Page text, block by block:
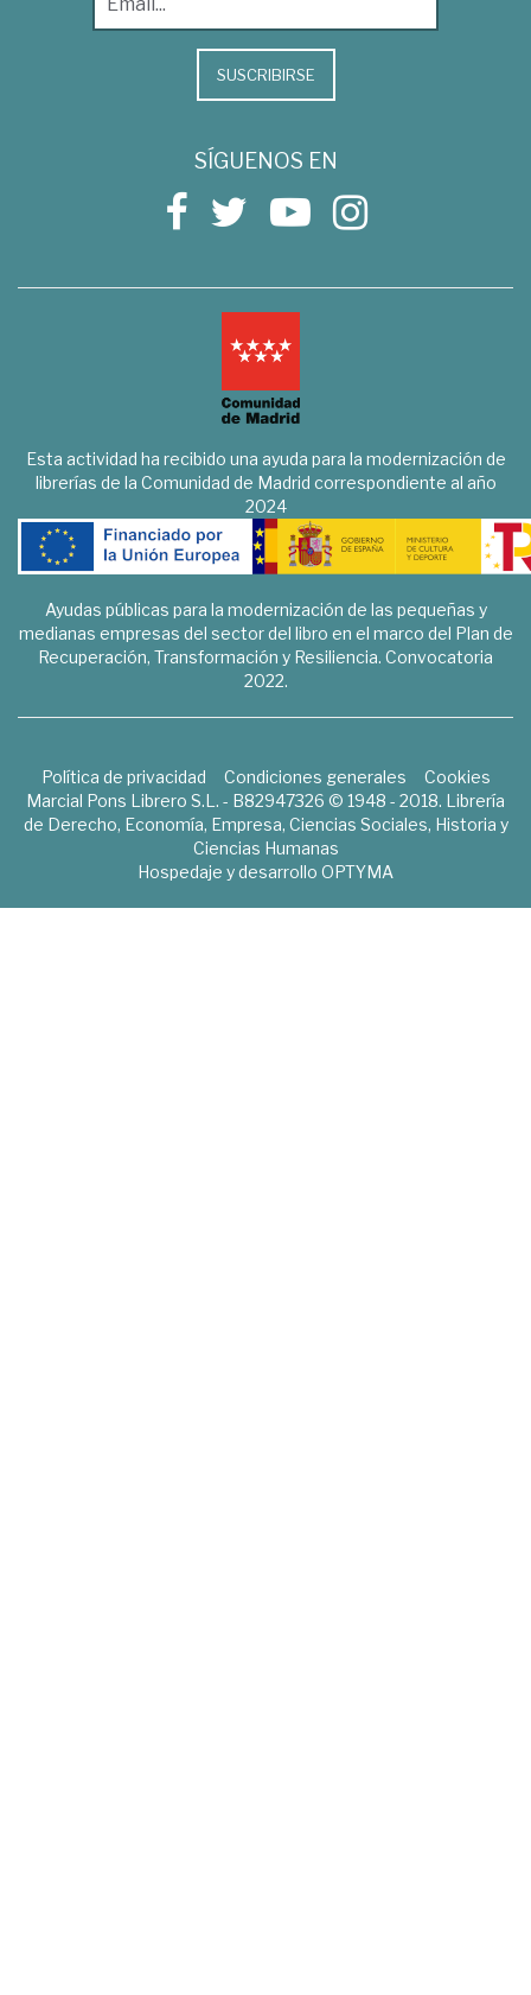
SUSCRIBIRSE
SÍGUENOS EN
Esta actividad ha recibido una ayuda para la modernización de
librerías de la Comunidad de Madrid correspondiente al año
2024
Ayudas públicas para la modernización de las pequeñas y
medianas empresas del sector del libro en el marco del Plan de
Recuperación, Transformación y Resiliencia. Convocatoria
2022.
Política de privacidad Condiciones generales
Cookies
Marcial Pons Librero S.L. - B82947326 © 1948 - 2018. Librería
de Derecho, Economía, Empresa, Ciencias Sociales, Historia y
Ciencias Humanas
Hospedaje y desarrollo OPTYMA